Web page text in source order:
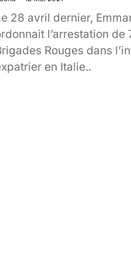
28 avril dernier,
l’arrestation
Rouges dans
en Italie..